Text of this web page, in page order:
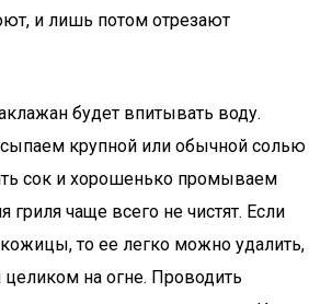
и лишь потом отрезают
будет впитывать воду.
крупной или обычной солью
сок и хорошенько промываем
чаще всего не чистят. Если
то ее легко можно удалить,
на огне. Проводить